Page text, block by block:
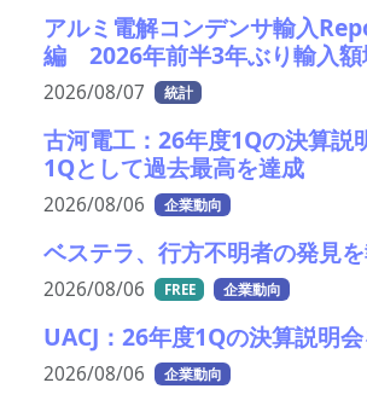
アルミ電解コンデンサ輸入
編 2026年前半3年ぶり輸入額
2026/08/07 統計
古河電工：26年度1Qの決算説
1Qとして過去最高を達成
2026/08/06 企業動向
ベステラ、行方不明者の発見
2026/08/06 FREE 企業動向
UACJ：26年度1Qの決算説明会
2026/08/06 企業動向